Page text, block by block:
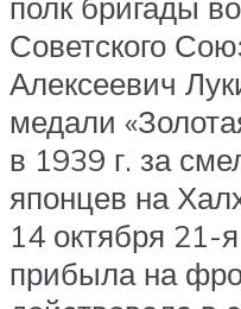
Советского
Алексеевич
медали
в 1939 г. за
японцев на
14 октября 21-
прибыла на